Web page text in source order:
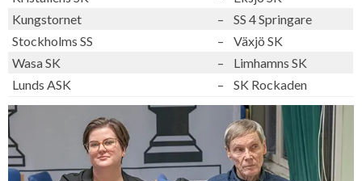
Kungstornet
–
SS 4 Springare
Stockholms SS
–
Växjö SK
Wasa SK
–
Limhamns SK
Lunds ASK
– SK Rockaden